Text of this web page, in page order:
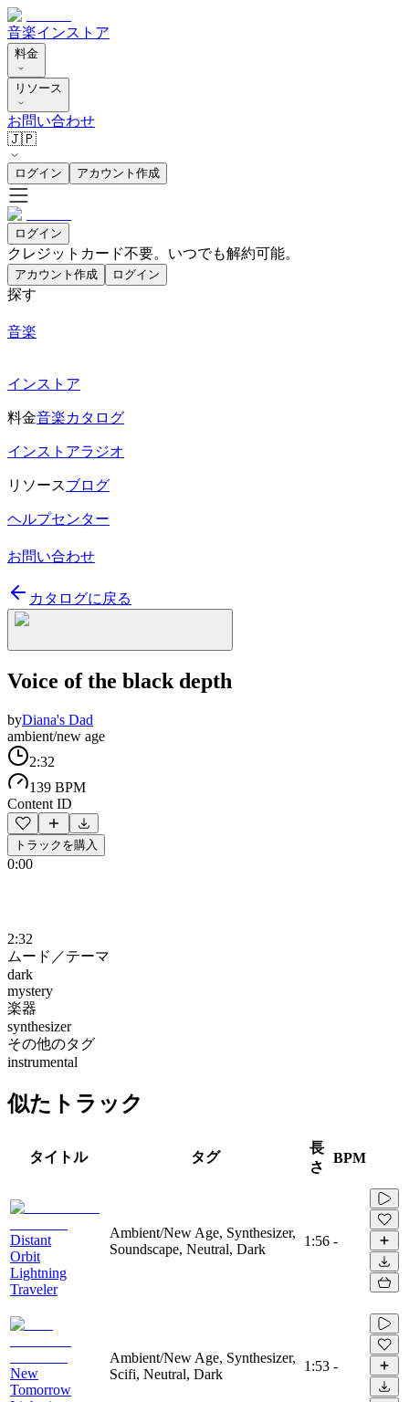
音楽インストア
料金
リソース
お問い合わせ
🇯🇵
ログイン アカウント作成
ログイン
クレジットカード不要。いつでも解約可能。
アカウント作成 ログイン
探す
音楽
インストア
料金音楽カタログ
インストアラジオ
リソースブログ
ヘルプセンター
お問い合わせ
カタログに戻る
Voice of the black depth
byDiana's Dad
ambient/new age
2:32
139 BPM
Content ID
トラックを購入
0:00
2:32
ムード／テーマ
dark
mystery
楽器
synthesizer
その他のタグ
instrumental
似たトラック
タイトル タグ
長
さ
BPM
Distant
Orbit
Lightning
Traveler
Ambient/New Age, Synthesizer,
Soundscape, Neutral, Dark
1:56 -
New
Tomorrow
Ambient/New Age, Synthesizer,
Scifi, Neutral, Dark
1:53 -